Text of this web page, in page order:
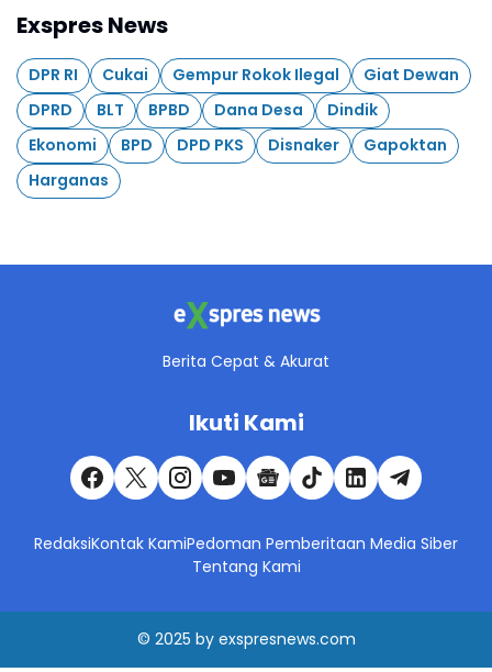
Exspres News
DPR RI Cukai Gempur Rokok Ilegal
Giat Dewan
DPRD
BLT BPBD Dana Desa
Dindik
Ekonomi
BPD DPD PKS Disnaker
Gapoktan
Harganas
Berita Cepat & Akurat
Ikuti Kami
RedaksiKontak KamiPedoman Pemberitaan Media Siber
Tentang Kami
© 2025 by exspresnews.com